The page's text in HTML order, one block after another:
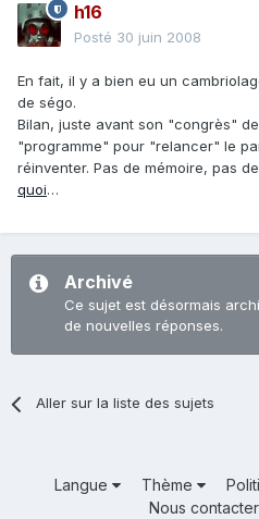
h16
Posté 30 juin 2008
En fait, il y a bien eu un
de ségo.
Bilan, juste avant son "congrès"
"programme" pour "relancer" le
réinventer. Pas de mémoire, pas
quoi…
Archivé
Ce sujet est désormais
de nouvelles réponses.
Aller sur la liste des sujets
Langue Thème
Nous contacter